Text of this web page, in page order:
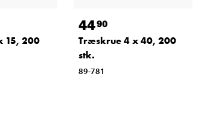
15, 200
4490
Træskrue 4 x 40, 200
stk.
89-781